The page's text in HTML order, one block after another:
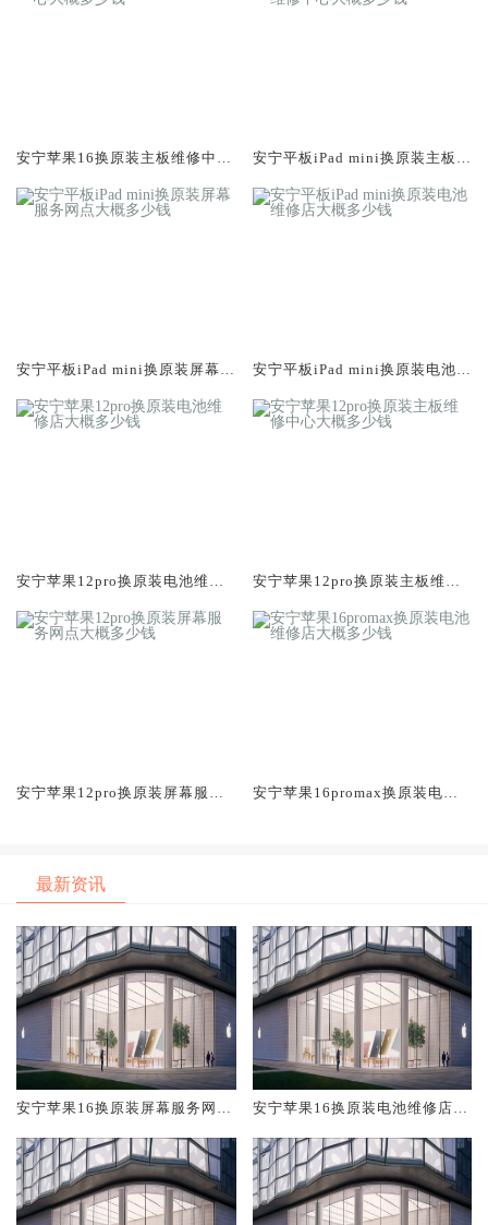
安宁苹果16换原装主板维修中心
安宁平板iPad mini换原装主板维
安宁平板iPad mini换原装屏幕服
安宁平板iPad mini换原装电池维
安宁苹果12pro换原装电池维修
安宁苹果12pro换原装主板维修
安宁苹果12pro换原装屏幕服务
安宁苹果16promax换原装电池
最新资讯
安宁苹果16换原装屏幕服务网点
安宁苹果16换原装电池维修店大